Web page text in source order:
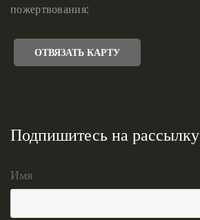
пожертвования:
ОТВЯЗАТЬ КАРТУ
Подпишитесь на рассылку
Имя